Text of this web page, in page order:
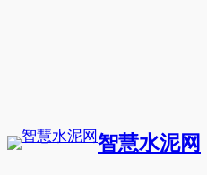
智慧水泥网